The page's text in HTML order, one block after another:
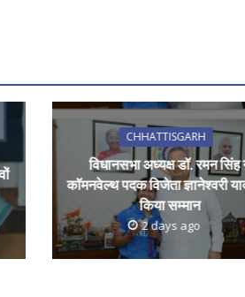
CHHATTISGARH
विधानसभा अध्यक्ष डॉ. रमन सिंह
कॉमनवेल्थ पदक विजेता ज्ञानेश्वरी
किया सम्मान
2 days ago